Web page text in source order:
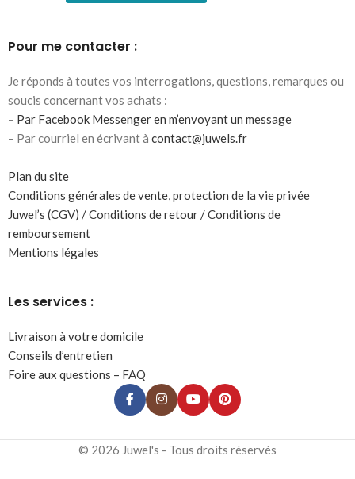
Pour me contacter :
Je réponds à toutes vos interrogations, questions, remarques ou
soucis concernant vos achats :
– Par Facebook Messenger en m’envoyant un message
– Par courriel en écrivant à contact@juwels.fr
Plan du site
Conditions générales de vente, protection de la vie privée
Juwel’s (CGV) / Conditions de retour / Conditions de
remboursement
Mentions légales
Les services :
Livraison à votre domicile
Conseils d’entretien
Foire aux questions – FAQ
© 2026 Juwel's - Tous droits réservés